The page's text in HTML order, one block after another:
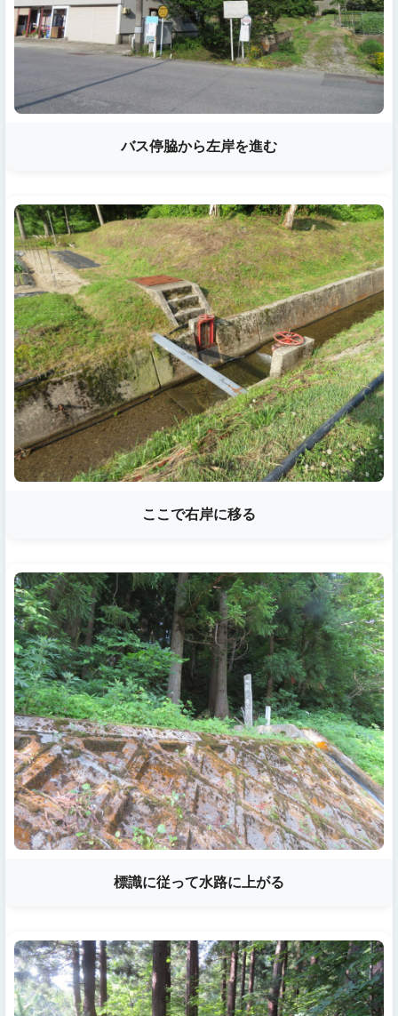
バス停脇から左岸を進む
ここで右岸に移る
標識に従って水路に上がる